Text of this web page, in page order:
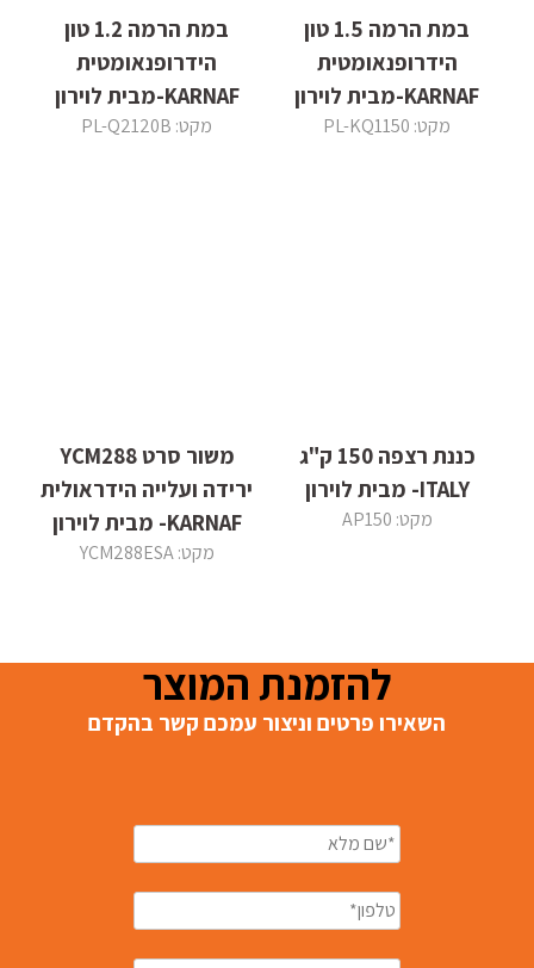
במת הרמה 1.5 טון
הידרופנאומטית
KARNAF-מבית לוירון
מקט: PL-KQ1150
במת הרמה 1.2 טון
הידרופנאומטית
KARNAF-מבית לוירון
מקט: PL-Q2120B
כננת רצפה 150 ק"ג
ITALY- מבית לוירון
מקט: AP150
משור סרט YCM288
ירידה ועלייה הידראולית
KARNAF- מבית לוירון
מקט: YCM288ESA
להזמנת המוצר
השאירו פרטים וניצור עמכם קשר בהקדם